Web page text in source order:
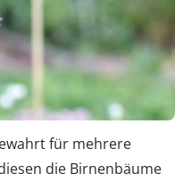
für mehrere
die Birnenbäume